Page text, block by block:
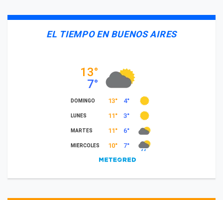
EL TIEMPO EN BUENOS AIRES